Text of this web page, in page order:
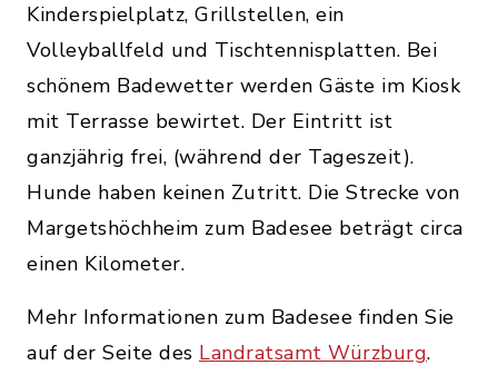
Kinderspielplatz, Grillstellen, ein
Volleyballfeld und Tischtennisplatten. Bei
schönem Badewetter werden Gäste im Kiosk
mit Terrasse bewirtet. Der Eintritt ist
ganzjährig frei, (während der Tageszeit).
Hunde haben keinen Zutritt. Die Strecke von
Margetshöchheim zum Badesee beträgt circa
einen Kilometer.
Mehr Informationen zum Badesee finden Sie
auf der Seite des Landratsamt Würzburg.